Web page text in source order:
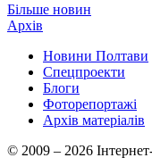
Більше новин
Архів
Новини Полтави
Спецпроекти
Блоги
Фоторепортажі
Архів матеріалів
© 2009 – 2026